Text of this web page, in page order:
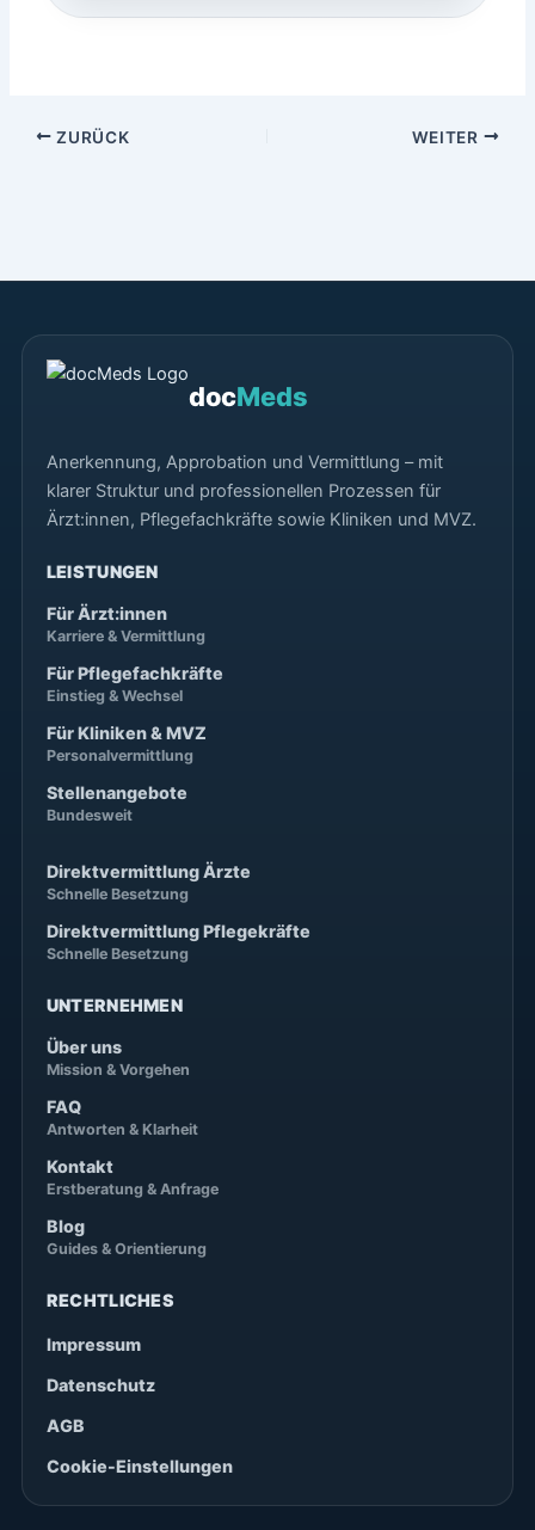
ZURÜCK WEITER
docMeds
Anerkennung, Approbation und Vermittlung – mit
klarer Struktur und professionellen Prozessen für
Ärzt:innen, Pflegefachkräfte sowie Kliniken und MVZ.
LEISTUNGEN
Für Ärzt:innen
Karriere & Vermittlung
Für Pflegefachkräfte
Einstieg & Wechsel
Für Kliniken & MVZ
Personalvermittlung
Stellenangebote
Bundesweit
Direktvermittlung Ärzte
Schnelle Besetzung
Direktvermittlung Pflegekräfte
Schnelle Besetzung
UNTERNEHMEN
Über uns
Mission & Vorgehen
FAQ
Antworten & Klarheit
Kontakt
Erstberatung & Anfrage
Blog
Guides & Orientierung
RECHTLICHES
Impressum
Datenschutz
AGB
Cookie-Einstellungen